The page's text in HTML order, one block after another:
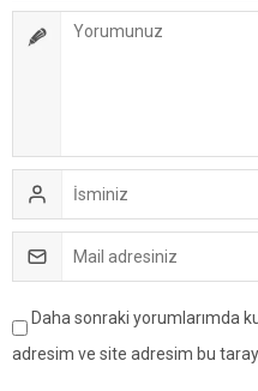
Daha sonraki yorumlarımda
adresim ve site adresim bu